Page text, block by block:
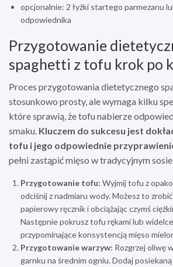
opcjonalnie: 2 łyżki startego parmezanu
odpowiednika
Przygotowanie
spaghetti z tofu krok po
Proces przygotowania dietetycznego
stosunkowo prosty, ale wymaga kilku
które sprawią, że tofu nabierze
smaku. Kluczem do sukcesu jest
tofu i jego odpowiednie
pełni zastąpić mięso w tradycyjnym
Przygotowanie tofu: Wyjmij tofu z
odciśnij z nadmiaru wody. Możesz to
papierowy ręcznik i obciążając czymś
Następnie pokrusz tofu rękami lub
przypominające konsystencją mięso
Przygotowanie warzyw: Rozgrzej oliwę
garnku na średnim ogniu. Dodaj